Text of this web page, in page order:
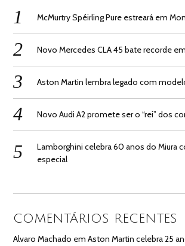
McMurtry Spéirling Pure estreará em
Novo Mercedes CLA 45 bate recorde
Aston Martin lembra legado com
Novo Audi A2 promete ser o “rei” dos
Lamborghini celebra 60 anos do Miura
especial
COMENTÁRIOS RECENTES
Alvaro Machado emAston Martin celebra 25